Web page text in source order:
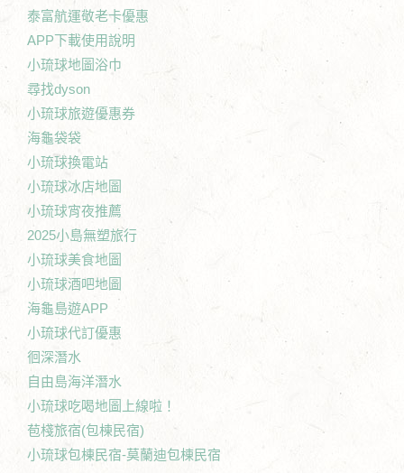
泰富航運敬老卡優惠
APP下載使用說明
小琉球地圖浴巾
尋找dyson
小琉球旅遊優惠券
海龜袋袋
小琉球換電站
小琉球冰店地圖
小琉球宵夜推薦
2025小島無塑旅行
小琉球美食地圖
小琉球酒吧地圖
海龜島遊APP
小琉球代訂優惠
徊深潛水
自由島海洋潛水
小琉球吃喝地圖上線啦！
苞棧旅宿(包棟民宿)
小琉球包棟民宿-莫蘭迪包棟民宿